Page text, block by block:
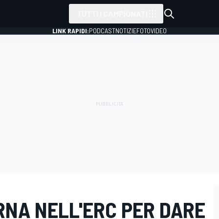
LINK RAPIDI:PODCASTNOTIZIEFOTOVIDEO
NELL'ERC PER DARE